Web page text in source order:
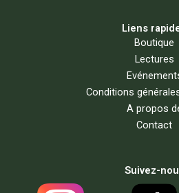
Liens
Boutique
Lectures
Conditions
A propos
Contact
Suivez-